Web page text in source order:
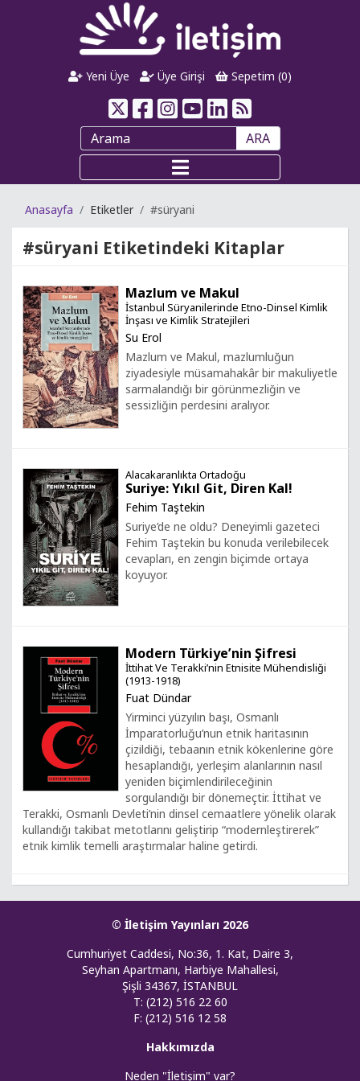
Yeni Üye Üye Girişi Sepetim (0)
ARA
Anasayfa Etiketler #süryani
#süryani Etiketindeki Kitaplar
Mazlum ve Makul
İstanbul Süryanilerinde Etno-Dinsel Kimlik
İnşası ve Kimlik Stratejileri
Su Erol
Mazlum ve Makul, mazlumluğun
ziyadesiyle müsamahakâr bir makuliyetle
sarmalandığı bir görünmezliğin ve
sessizliğin perdesini aralıyor.
Alacakaranlıkta Ortadoğu
Suriye: Yıkıl Git, Diren Kal!
Fehim Taştekin
Suriye’de ne oldu? Deneyimli gazeteci
Fehim Taştekin bu konuda verilebilecek
cevapları, en zengin biçimde ortaya
koyuyor.
Modern Türkiye’nin Şifresi
İttihat Ve Terakki’nin Etnisite Mühendisliği
(1913-1918)
Fuat Dündar
Yirminci yüzyılın başı, Osmanlı
İmparatorluğu’nun etnik haritasının
çizildiği, tebaanın etnik kökenlerine göre
hesaplandığı, yerleşim alanlarının nasıl
yeniden biçimlendirileceğinin
sorgulandığı bir dönemeçtir. İttihat ve
Terakki, Osmanlı Devleti’nin dinsel cemaatlere yönelik olarak
kullandığı takibat metotlarını geliştirip “modernleştirerek”
etnik kimlik temelli araştırmalar haline getirdi.
© İletişim Yayınları 2026
Cumhuriyet Caddesi, No:36, 1. Kat, Daire 3,
Seyhan Apartmanı, Harbiye Mahallesi,
Şişli 34367, İSTANBUL
T: (212) 516 22 60
F: (212) 516 12 58
Hakkımızda
Neden "İletişim" var?